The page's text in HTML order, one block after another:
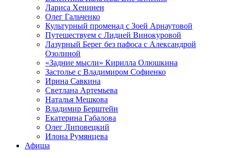
Лариса Хенинен
Олег Гальченко
Культурный променад с Зоей Арнаутовой
Путешествуем с Лидией Винокуровой
Лазурный Берег без пафоса с Александрой
Озолиной
«Задние мысли» Кирилла Олюшкина
Застолье с Владимиром Софиенко
Ирина Савкина
Светлана Артемьева
Наталья Мешкова
Владимир Берштейн
Екатерина Габалова
Олег Липовецкий
Илона Румянцева
Афиша